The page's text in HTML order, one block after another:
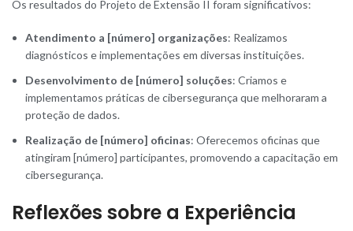
Os resultados do Projeto de Extensão II foram significativos:
Atendimento a [número] organizações: Realizamos
diagnósticos e implementações em diversas instituições.
Desenvolvimento de [número] soluções: Criamos e
implementamos práticas de cibersegurança que melhoraram a
proteção de dados.
Realização de [número] oficinas: Oferecemos oficinas que
atingiram [número] participantes, promovendo a capacitação em
cibersegurança.
Reflexões sobre a Experiência